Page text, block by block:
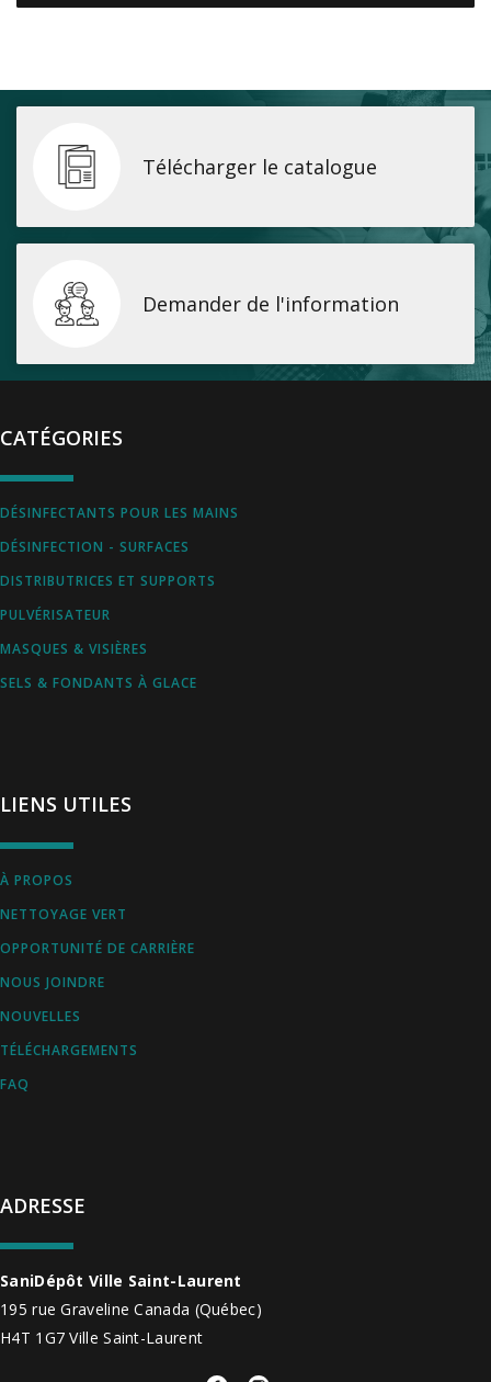
Télécharger le catalogue
Demander de l'information
ADRESSE
SaniDépôt Ville Saint-Laurent
195 rue Graveline Canada (Québec)
H4T 1G7Ville Saint-Laurent
CATÉGORIES
DÉSINFECTANTS POUR LES MAINS
DÉSINFECTION - SURFACES
DISTRIBUTRICES ET SUPPORTS
PULVÉRISATEUR
MASQUES & VISIÈRES
SELS & FONDANTS À GLACE
LIENS UTILES
À PROPOS
NETTOYAGE VERT
OPPORTUNITÉ DE CARRIÈRE
NOUS JOINDRE
NOUVELLES
TÉLÉCHARGEMENTS
FAQ